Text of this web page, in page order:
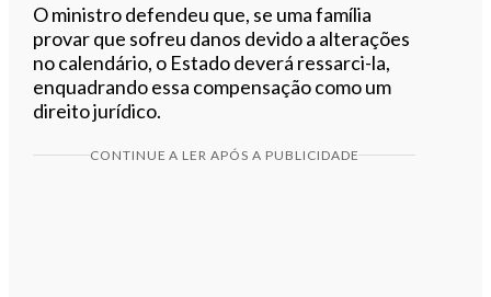
O ministro defendeu que, se uma família
provar que sofreu danos devido a alterações
no calendário, o Estado deverá ressarci-la,
enquadrando essa compensação como um
direito jurídico.
CONTINUE A LER APÓS A PUBLICIDADE